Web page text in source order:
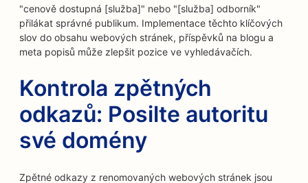
"cenově dostupná [služba]" nebo "[služba] odborník"
přilákat správné publikum. Implementace těchto klíčových
slov do obsahu webových stránek, příspěvků na blogu a
meta popisů může zlepšit pozice ve vyhledávačích.
Kontrola zpětných
odkazů: Posilte autoritu
své domény
Zpětné odkazy z renomovaných webových stránek jsou